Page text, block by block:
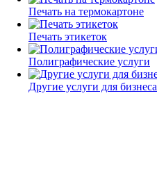
Печать на термокартоне
Печать этикеток
Полиграфические услуги
Другие услуги для бизнеса